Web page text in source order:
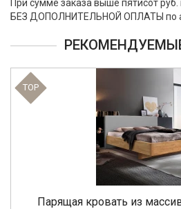
При сумме заказа выше пятисот
БЕЗ ДОПОЛНИТЕЛЬНОЙ ОПЛАТЫ по
TOP
Парящая кровать из